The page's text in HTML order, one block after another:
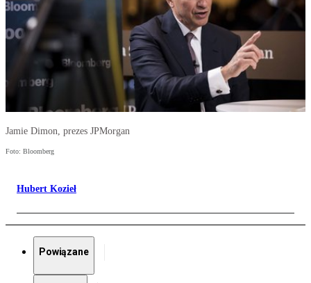
Jamie Dimon, prezes JPMorgan
Foto: Bloomberg
Hubert Kozieł
Powiązane